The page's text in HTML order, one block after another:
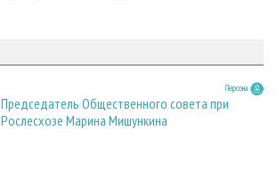
Персона
Председатель Общественного совета при
Рослесхозе Марина Мишункина